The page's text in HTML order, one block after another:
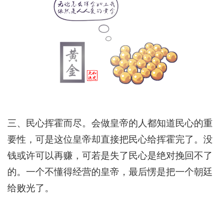
三、民心挥霍而尽。会做皇帝的人都知道民心的重
要性，可是这位皇帝却直接把民心给挥霍完了。没
钱或许可以再赚，可若是失了民心是绝对挽回不了
的。一个不懂得经营的皇帝，最后愣是把一个朝廷
给败光了。